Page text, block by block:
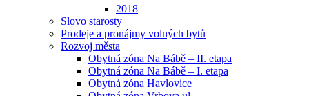
2018
Slovo starosty
Prodeje a pronájmy volných bytů
Rozvoj města
Obytná zóna Na Bábě – II. etapa
Obytná zóna Na Bábě – I. etapa
Obytná zóna Havlovice